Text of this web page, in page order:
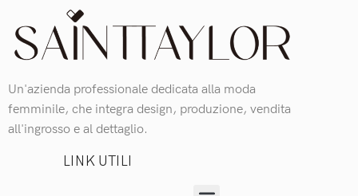
Un'azienda professionale dedicata alla moda
femminile, che integra design, produzione, vendita
all'ingrosso e al dettaglio.
LINK UTILI